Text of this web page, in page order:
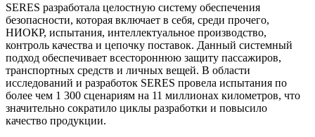
SERES разработала целостную систему обеспечения
безопасности, которая включает в себя, среди прочего,
НИОКР, испытания, интеллектуальное производство,
контроль качества и цепочку поставок. Данный системный
подход обеспечивает всестороннюю защиту пассажиров,
транспортных средств и личных вещей. В области
исследований и разработок SERES провела испытания по
более чем 1 300 сценариям на 11 миллионах километров, что
значительно сократило циклы разработки и повысило
качество продукции.